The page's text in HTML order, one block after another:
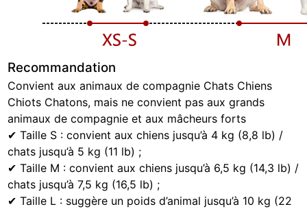
Recommandation
Convient aux animaux de compagnie Chats Chiens
Chiots Chatons, mais ne convient pas aux grands
animaux de compagnie et aux mâcheurs forts
✔ Taille S : convient aux chiens jusqu’à 4 kg (8,8 lb) /
chats jusqu’à 5 kg (11 lb) ;
✔ Taille M : convient aux chiens jusqu’à 6,5 kg (14,3 lb) /
chats jusqu’à 7,5 kg (16,5 lb) ;
✔ Taille L : suggère un poids d’animal jusqu’à 10 kg (22